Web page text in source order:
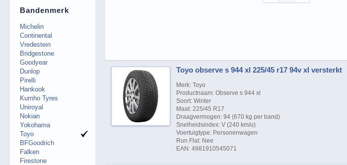
Toyo observe s 944 xl 225/45 r17 94v xl versterkt
Merk: Toyo
Productnaam: Observe s 944 xl
Soort: Winter
Maat: 225/45 R17
Draagvermogen: 94 (670 kg per band)
Snelheidsindex: V (240 km/u)
Voertuigtype: Personenwagen
Run Flat: Nee
EAN: 4981910545071
Bandenmerk
Michelin
Continental
Vredestein
Bridgestone
Goodyear
Dunlop
Pirelli
Hankook
Kumho Tyres
Uniroyal
Nokian
Yokohama
Toyo
BFGoodrich
Falken
Firestone